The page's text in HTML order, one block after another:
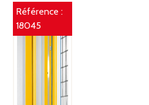
Référence :
18045